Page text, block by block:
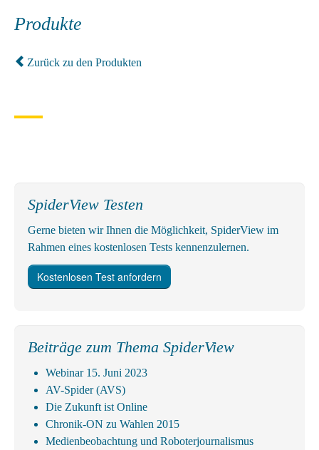
Produkte
Zurück zu den Produkten
SpiderView Testen
Gerne bie­ten wir Ihnen die Möglich­keit, SpiderView im
Rahmen eines kosten­losen Tests kennen­zu­lernen.
Kostenlosen Test anfordern
Beiträge zum Thema SpiderView
Webinar 15. Juni 2023
AV-Spider (AVS)
Die Zukunft ist Online
Chronik-ON zu Wahlen 2015
Medienbeobachtung und Roboterjournalismus